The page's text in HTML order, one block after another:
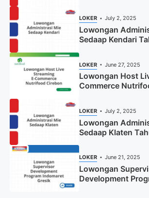
LOKER July 2, 2025
Lowongan
Sedaap Kendari
LOKER June 27, 2025
Lowongan Host
Commerce
LOKER July 2, 2025
Lowongan
Sedaap Klaten
LOKER June 21, 2025
Lowongan
Development